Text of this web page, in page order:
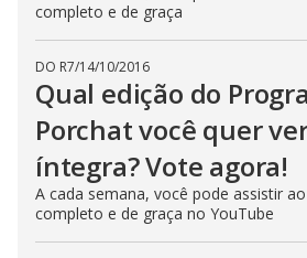
completo e de graça
DO R7/14/10/2016
Qual edição do
Porchat você quer
íntegra? Vote agora!
A cada semana, você pode assistir
completo e de graça no YouTube